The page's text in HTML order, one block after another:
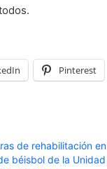
Pinterest
de rehabilitación en
béisbol de la Unidad